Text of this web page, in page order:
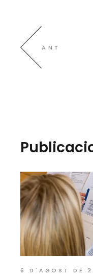
ANT
6 D'AGOST DE